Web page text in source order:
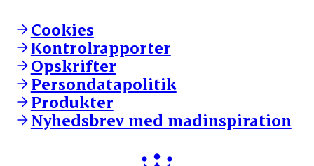
Vores resultater
Vores lokationer
Kontakt
Andelsejere - kreatur
Danishcrownprofessional.com
DAT-Schaub.com
ESS-FOOD.com
Fonden Dansk Gastronomi
KLS.se
nordicspoor.com
Scanhide.dk
Cookies
Kontrolrapporter
Opskrifter
Persondatapolitik
Produkter
Nyhedsbrev med madinspiration